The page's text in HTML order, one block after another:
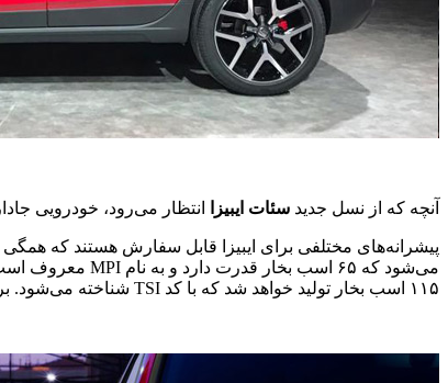
آنچه که از نسل جدید سئات ایبیزا انتظار می‌رود، خودرویی
پیشرانه‌های مختلفی برای ایبیزا قابل سفارش هستند که همگی
می‌شود که ۶۵ اسب بخار قدرت دارد و به نام MPI معروف است. نسخه‌ی دیگری از همین پیشرانه با قدرت ۷۵ اسب بخار هم قابل سفارش خواهد بود. نمونه‌ی ۱ لیتری و
۱۱۵ اسب بخار تولید خواهد شد که با کد TSI شناخته می‌شود. برای علاقه‌مندان هاچبک‌های پرقدرت، نسخه‌ی ۱.۵ لیتری